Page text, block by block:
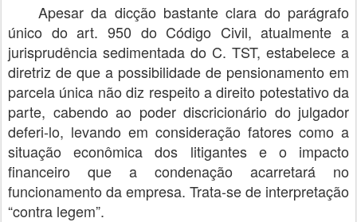
Apesar da dicção bastante clara do parágrafo
único do art. 950 do Código Civil, atualmente a
jurisprudência sedimentada do C. TST, estabelece a
diretriz de que a possibilidade de pensionamento em
parcela única não diz respeito a direito potestativo da
parte, cabendo ao poder discricionário do julgador
deferi-lo, levando em consideração fatores como a
situação econômica dos litigantes e o impacto
financeiro que a condenação acarretará no
funcionamento da empresa. Trata-se de interpretação
“contra legem”.